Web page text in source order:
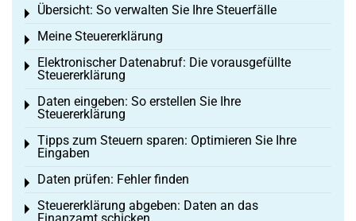
Übersicht: So verwalten Sie Ihre Steuerfälle
Toggle menu
Meine Steuererklärung
Toggle menu
Elektronischer Datenabruf: Die vorausgefüllte
Steuererklärung
Toggle menu
Daten eingeben: So erstellen Sie Ihre
Steuererklärung
Toggle menu
Tipps zum Steuern sparen: Optimieren Sie Ihre
Eingaben
Toggle menu
Daten prüfen: Fehler finden
Toggle menu
Steuererklärung abgeben: Daten an das
Toggle menu